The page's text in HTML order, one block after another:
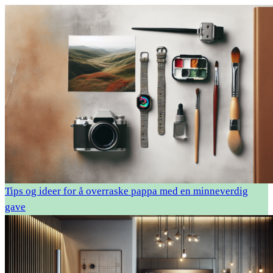
Tips og ideer for å overraske pappa med en minneverdig
gave